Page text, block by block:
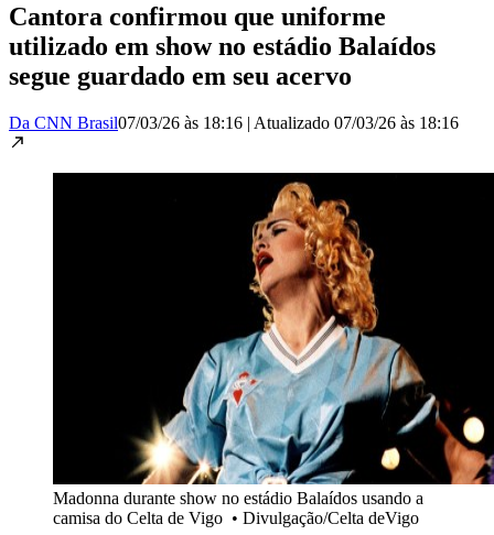
Cantora confirmou que uniforme
utilizado em show no estádio Balaídos
segue guardado em seu acervo
Da CNN Brasil07/03/26 às 18:16 | Atualizado 07/03/26 às 18:16
Madonna durante show no estádio Balaídos usando a
camisa do Celta de Vigo • Divulgação/Celta deVigo